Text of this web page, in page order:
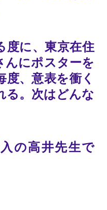
度に、東京在住
んにポスターを
、意表を衝く
る。次はどんな
の高井先生で